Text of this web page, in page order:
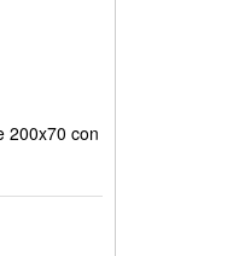
200x70 con